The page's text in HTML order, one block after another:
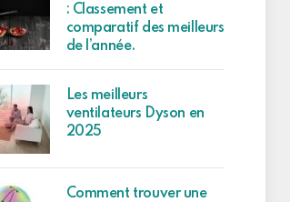
: Classement et
comparatif des meilleurs
de l’année.
Les meilleurs
ventilateurs Dyson en
2025
Comment trouver une